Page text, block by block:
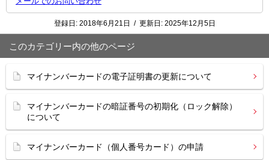
登録日: 2018年6月21日 / 更新日: 2025年12月5日
このカテゴリー内の他のページ
マイナンバーカードの電子証明書の更新について
マイナンバーカードの暗証番号の初期化（ロック解除）
について
マイナンバーカード（個人番号カード）の申請